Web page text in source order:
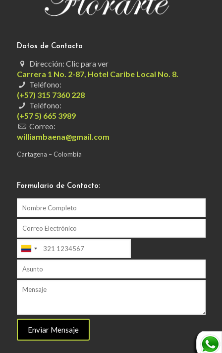
Datos de Contacto
Dirección: Clic para ver
Carrera 1 No. 2-87, Hotel Caribe Local No. 8.
Teléfono:
(+57) 315 7360 228
Teléfono:
(+57 5) 665 3989
Correo:
williambaena@gmail.com
Cartagena – Colombia
Formulario de Contacto: